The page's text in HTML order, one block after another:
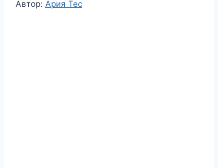
Метки
Автор: Ария Тес